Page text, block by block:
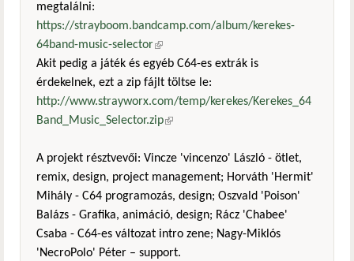
megtalálni:
https://strayboom.bandcamp.com/album/kerekes-
64band-music-selector(külső hivatkozás)
Akit pedig a játék és egyéb C64-es extrák is
érdekelnek, ezt a zip fájlt töltse le:
http://www.strayworx.com/temp/kerekes/Kerekes_64
Band_Music_Selector.zip(külső hivatkozás)
A projekt résztvevői: Vincze 'vincenzo' László - ötlet,
remix, design, project management; Horváth 'Hermit'
Mihály - C64 programozás, design; Oszvald 'Poison'
Balázs - Grafika, animáció, design; Rácz 'Chabee'
Csaba - C64-es változat intro zene; Nagy-Miklós
'NecroPolo' Péter – support.